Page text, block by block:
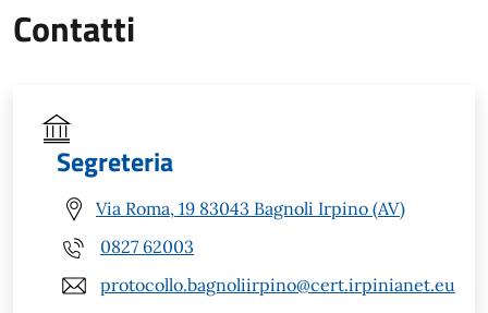
Contatti
Segreteria
Via Roma, 19 83043 Bagnoli Irpino (AV)
0827 62003
protocollo.bagnoliirpino@cert.irpinianet.eu